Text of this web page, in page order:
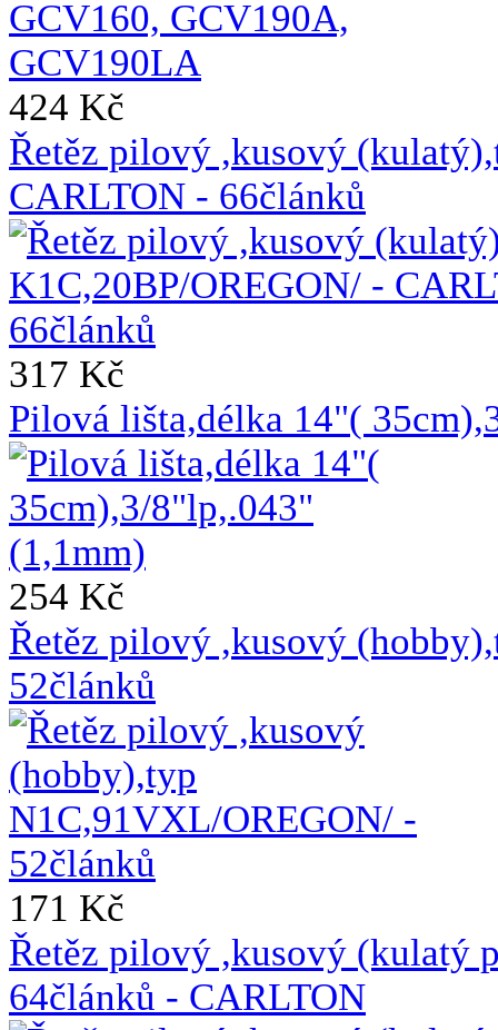
424 Kč
Řetěz pilový ,kusový
CARLTON - 66článků
317 Kč
Pilová lišta,délka 14"(
254 Kč
Řetěz pilový ,kusový
52článků
171 Kč
Řetěz pilový ,kusový (kulatý
64článků - CARLTON